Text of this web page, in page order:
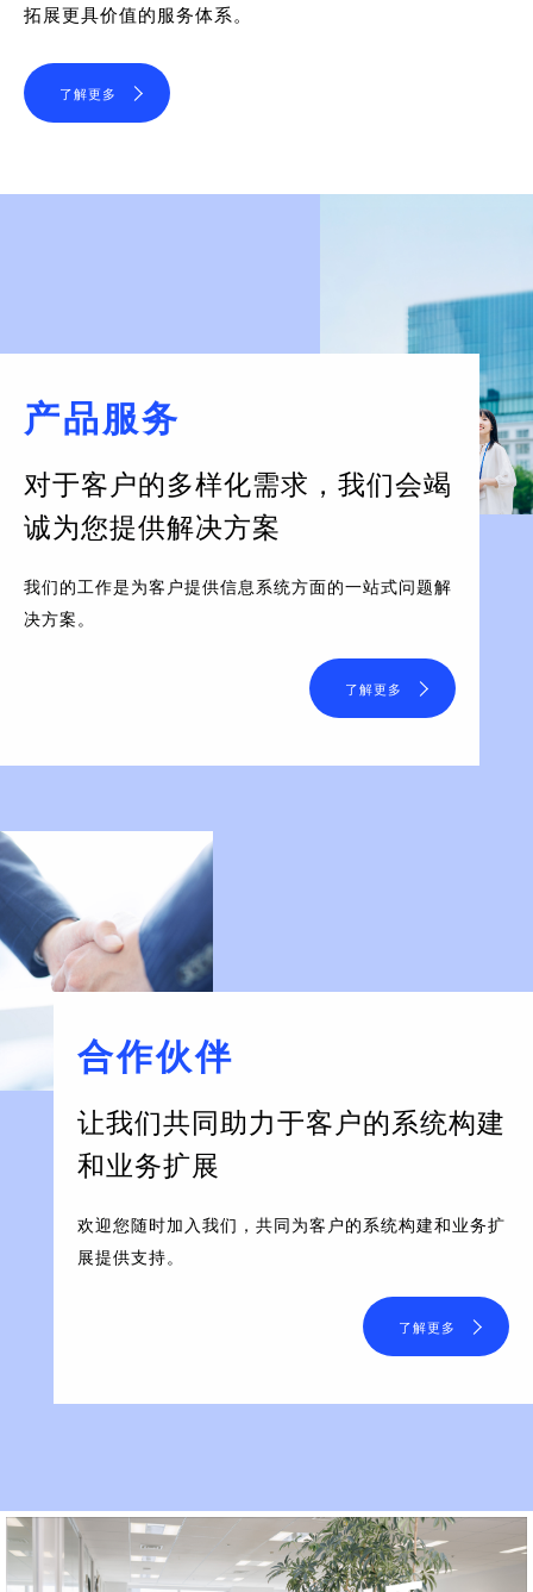
拓展更具价值的服务体系。
了解更多
产品服务
对于客户的多样化需求， 我们会竭
诚为您提供解决方案
我们的工作是为客户提供信息系统方面的一站式问题解
决方案。
了解更多
合作伙伴
让我们共同助力于客户的系统构建
和业务扩展
欢迎您随时加入我们，共同为客户的系统构建和业务扩
展提供支持。
了解更多